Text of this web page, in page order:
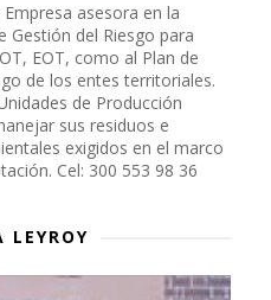
asesora en la
Gestión del Riesgo para
EOT, como al Plan de
de los entes territoriales.
de Producción
sus residuos e
exigidos en el marco
Cel: 300 553 98 36
LEYROY